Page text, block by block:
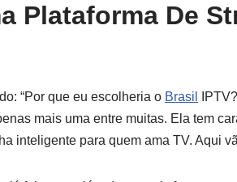
Plataforma De
“Por que eu escolheria o Brasil
mais uma entre muitas. Ela tem
inteligente para quem ama TV. Aqui